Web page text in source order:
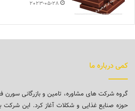
2023-05-28
کمی درباره ما
حوزه صنایع غذایی و شکلات آغاز کرد. این شرکت